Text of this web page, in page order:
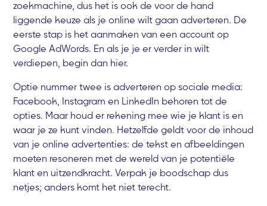
zoekmachine, dus het is ook de voor de hand
liggende keuze als je online wilt gaan adverteren. De
eerste stap is het aanmaken van een account op
Google AdWords. En als je je er verder in wilt
verdiepen, begin dan hier.
Optie nummer twee is adverteren op sociale media:
Facebook, Instagram en LinkedIn behoren tot de
opties. Maar houd er rekening mee wie je klant is en
waar je ze kunt vinden. Hetzelfde geldt voor de inhoud
van je online advertenties: de tekst en afbeeldingen
moeten resoneren met de wereld van je potentiële
klant en uitzendkracht. Verpak je boodschap dus
netjes; anders komt het niet terecht.